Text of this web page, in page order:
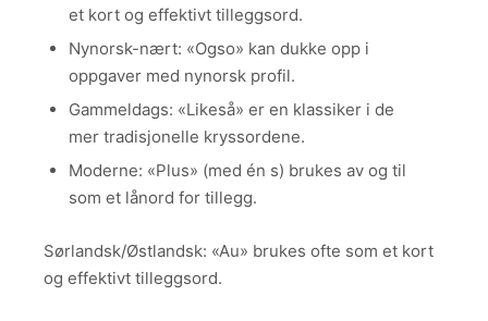
et kort og effektivt tilleggsord.
Nynorsk-nært: «Ogso» kan dukke opp i
oppgaver med nynorsk profil.
Gammeldags: «Likeså» er en klassiker i de
mer tradisjonelle kryssordene.
Moderne: «Plus» (med én s) brukes av og til
som et lånord for tillegg.
Sørlandsk/Østlandsk: «Au» brukes ofte som et kort
og effektivt tilleggsord.